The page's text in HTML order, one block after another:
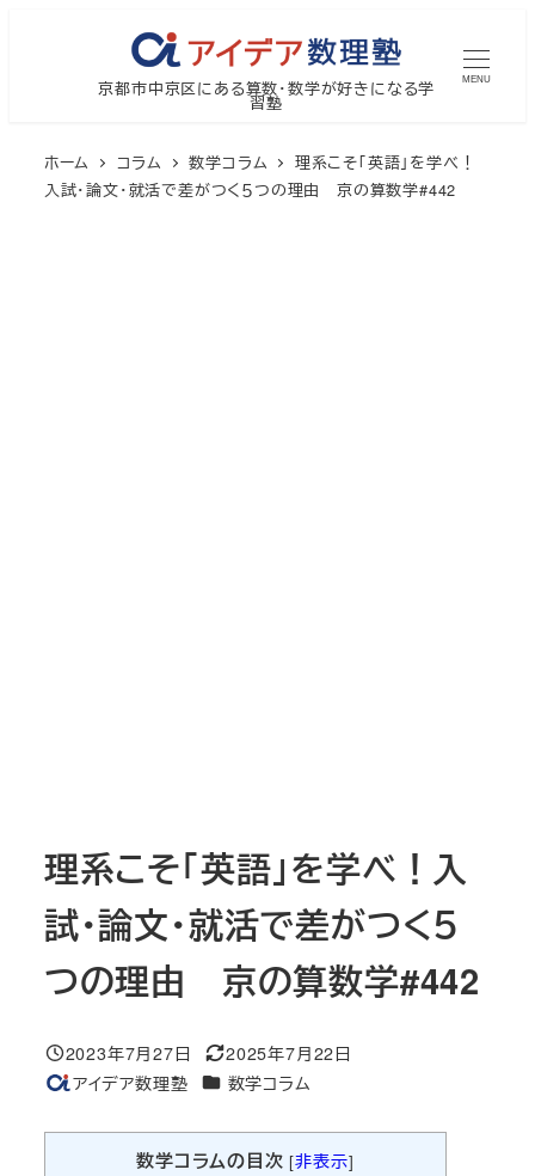
京都市中京区にある算数・数学が好きになる学
習塾
MENU
ホーム コラム 数学コラム
理系こそ「英語」を学べ！
入試・論文・就活で差がつく５つの理由 京の算数学#442
理系こそ「英語」を学べ！入
試・論文・就活で差がつく５
つの理由 京の算数学#442
投稿日
2023年7月27日
更新日
2025年7月22日
著
アイデア数理塾 カテゴリー
数学コラム
数学コラムの目次 [非表示]